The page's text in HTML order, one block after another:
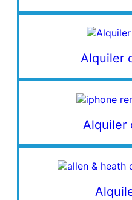
Alquiler
Alquiler